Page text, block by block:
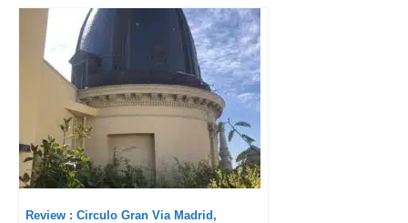
Review : Circulo Gran Via Madrid,